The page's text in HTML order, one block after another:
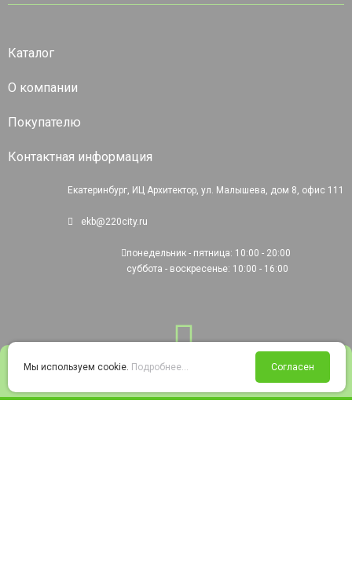
Войти Избранное Корзина
Каталог
О компании
Покупателю
Контактная информация
Екатеринбург, ИЦ Архитектор, ул. Малышева, дом 8, офис 111
ekb@220city.ru
понедельник - пятница: 10:00 - 20:00
суббота - воскресенье: 10:00 - 16:00
Мы используем cookie. Подробнее... Согласен